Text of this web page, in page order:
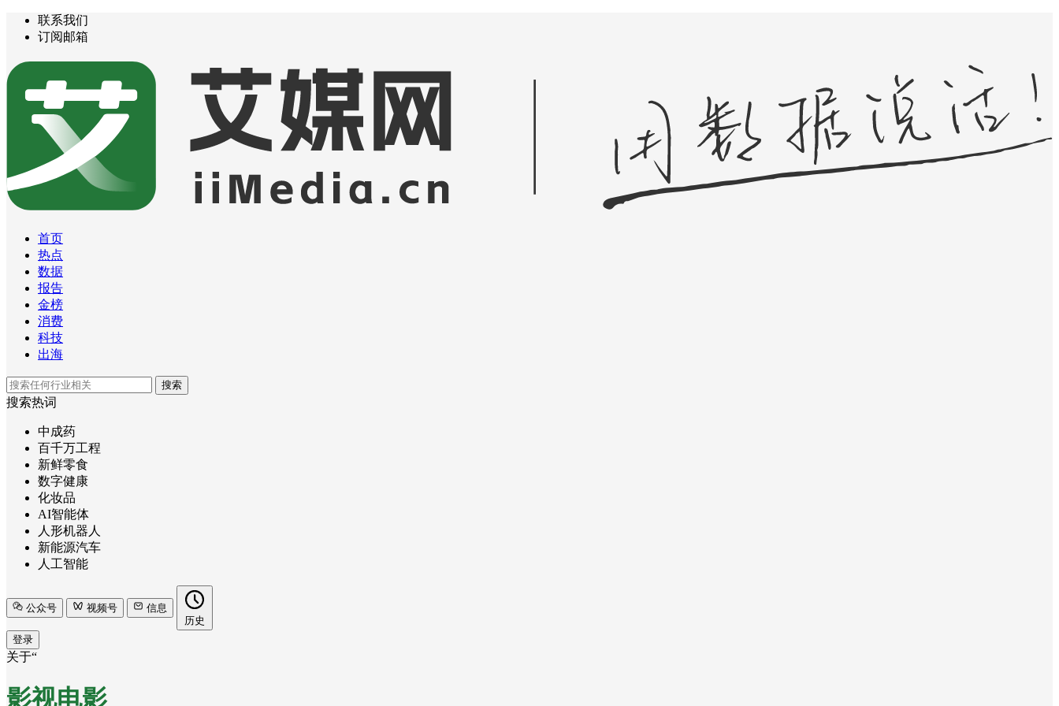
联系我们
订阅邮箱
首页
热点
数据
报告
金榜
消费
科技
出海
搜索
搜索热词
中成药
百千万工程
新鲜零食
数字健康
化妆品
AI智能体
人形机器人
新能源汽车
人工智能
公众号 视频号
信息
历史
登录
关于“
影视电影